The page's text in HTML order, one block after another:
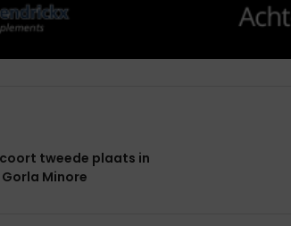
tweede plaats in
Minore